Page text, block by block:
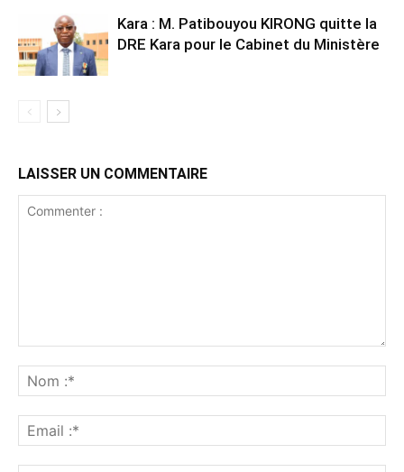
Kara : M. Patibouyou KIRONG quitte la
DRE Kara pour le Cabinet du Ministère
LAISSER UN COMMENTAIRE